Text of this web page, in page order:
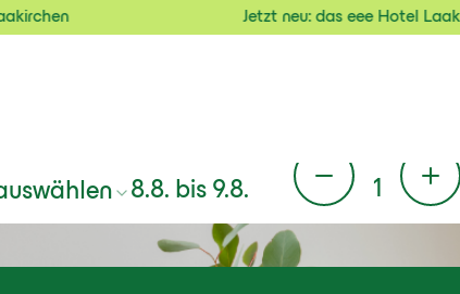
Jetzt neu: das eee Hotel Laakirchen
8.8. bis 9.8. 1